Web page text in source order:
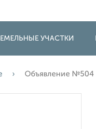
УЧАСТКИ
Объявление №504